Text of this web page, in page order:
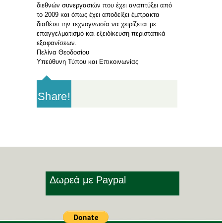
διεθνών συνεργασιών που έχει αναπτύξει από
το 2009 και όπως έχει αποδείξει έμπρακτα
διαθέτει την τεχνογνωσία να χειρίζεται με
επαγγελματισμό και εξειδίκευση περιστατικά
εξαφανίσεων.
Πελίνα Θεοδοσίου
Υπεύθυνη Τύπου και Επικοινωνίας
Share!
Δωρεά με Paypal